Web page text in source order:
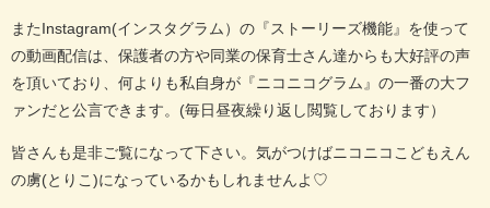
またInstagram(インスタグラム）の『ストーリーズ機能』を使って
の動画配信は、保護者の方や同業の保育士さん達からも大好評の声
を頂いており、何よりも私自身が『ニコニコグラム』の一番の大フ
ァンだと公言できます。(毎日昼夜繰り返し閲覧しております）
皆さんも是非ご覧になって下さい。気がつけばニコニコこどもえん
の虜(とりこ)になっているかもしれませんよ♡